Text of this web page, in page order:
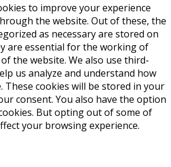
to improve your experience
the website. Out of these, the
as necessary are stored on
are essential for the working of
the website. We also use third-
us analyze and understand how
These cookies will be stored in your
consent. You also have the option
But opting out of some of
your browsing experience.